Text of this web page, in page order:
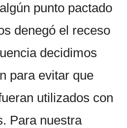
punto pactado
denegó el receso
decidimos
para evitar que
utilizados con
Para nuestra